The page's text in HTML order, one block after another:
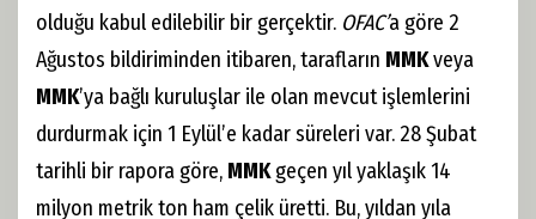
olduğu kabul edilebilir bir gerçektir. OFAC’a göre 2
Ağustos bildiriminden itibaren, tarafların MMKveya
MMK’ya bağlı kuruluşlar ile olan mevcut işlemlerini
durdurmak için 1 Eylül’e kadar süreleri var. 28 Şubat
tarihli bir rapora göre, MMKgeçen yıl yaklaşık 14
milyon metrik ton ham çelik üretti. Bu, yıldan yıla